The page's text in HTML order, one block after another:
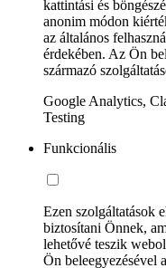
kattintási és
anonim módon
az általános
érdekében. Az Ön
származó
Google Analytics,
Testing
Funkcionális
Ezen szolgáltatások
biztosítani Önnek,
lehetővé teszik
Ön beleegyezésével